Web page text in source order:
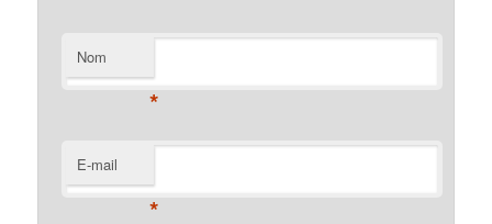
Nom
*
E-mail
*